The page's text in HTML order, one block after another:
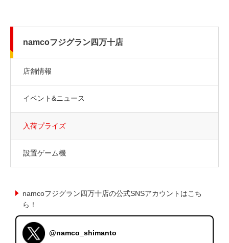
namcoフジグラン四万十店
店舗情報
イベント&ニュース
入荷プライズ
設置ゲーム機
namcoフジグラン四万十店の公式SNSアカウントはこち
ら！
@namco_shimanto